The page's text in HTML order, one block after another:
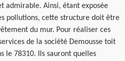
admirable. Ainsi, étant exposée
pollutions, cette structure doit être
du mur. Pour réaliser ces
de la société Demousse toit
le 78310. Ils sauront quelles